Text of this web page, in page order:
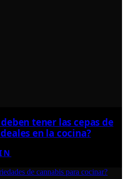
tener las cepas de
en la cocina?